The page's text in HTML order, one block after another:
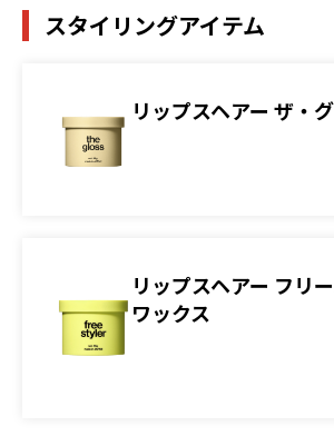
スタイリングアイテム
リップスヘアー ザ・
リップスヘアー フリ
ワックス